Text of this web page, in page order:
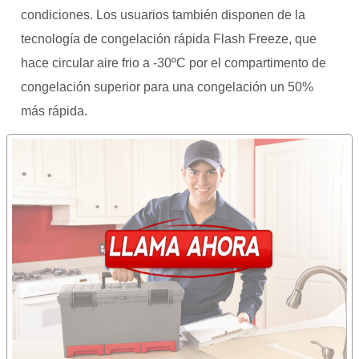
condiciones. Los usuarios también disponen de la
tecnología de congelación rápida Flash Freeze, que
hace circular aire frio a -30ºC por el compartimento de
congelación superior para una congelación un 50%
más rápida.